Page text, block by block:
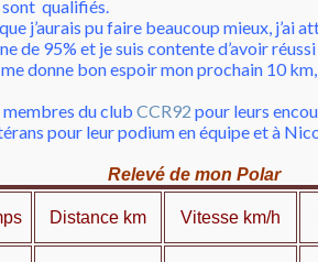
sont qualifiés.
j’aurais pu faire beaucoup mieux, j’ai
de 95% et je suis contente d’avoir
donne bon espoir mon prochain 10
du club CCR92 pour leurs
pour leur podium en équipe et à
Relevé de mon Polar
Distance km Vitesse km/h